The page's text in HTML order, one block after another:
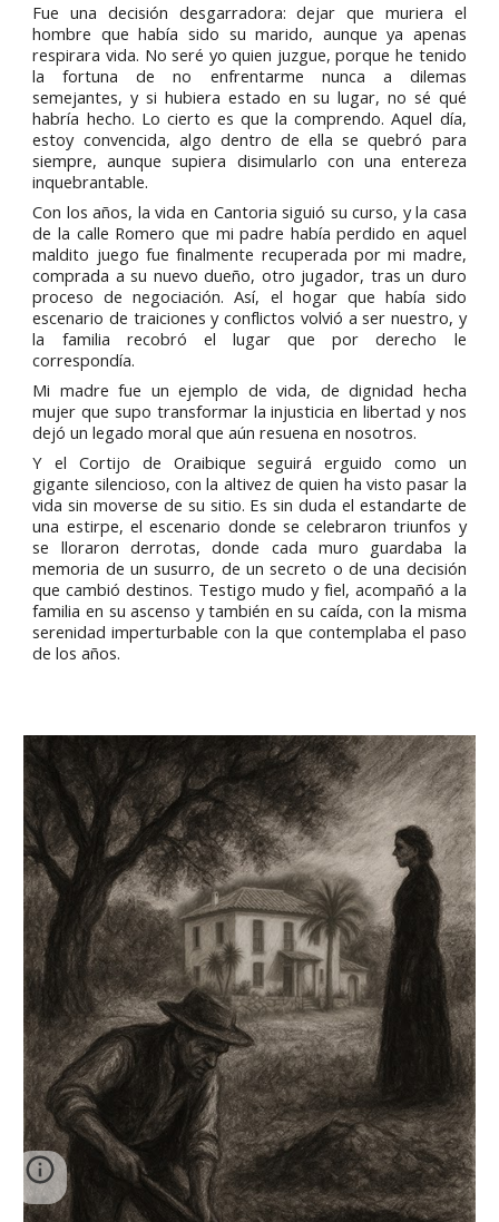
Fue una decisión desgarradora: dejar que muriera el
hombre que había sido su marido, aunque ya apenas
respirara vida. No seré yo quien juzgue, porque he tenido
la fortuna de no enfrentarme nunca a dilemas
semejantes, y si hubiera estado en su lugar, no sé qué
habría hecho. Lo cierto es que la comprendo. Aquel día,
estoy convencida, algo dentro de ella se quebró para
siempre, aunque supiera disimularlo con una entereza
inquebrantable.
Con los años, la vida en Cantoria siguió su curso, y la casa
de la calle Romero que mi padre había perdido en aquel
maldito juego fue finalmente recuperada por mi madre,
comprada a su nuevo dueño, otro jugador, tras un duro
proceso de negociación. Así, el hogar que había sido
escenario de traiciones y conflictos volvió a ser nuestro, y
la familia recobró el lugar que por derecho le
correspondía.
Mi madre fue un ejemplo de vida, de dignidad hecha
mujer que supo transformar la injusticia en libertad y nos
dejó un legado moral que aún resuena en nosotros.
Y el Cortijo de Oraibique seguirá erguido como un
gigante silencioso, con la altivez de quien ha visto pasar la
vida sin moverse de su sitio. Es sin duda el estandarte de
una estirpe, el escenario donde se celebraron triunfos y
se lloraron derrotas, donde cada muro guardaba la
memoria de un susurro, de un secreto o de una decisión
que cambió destinos. Testigo mudo y fiel, acompañó a la
familia en su ascenso y también en su caída, con la misma
serenidad imperturbable con la que contemplaba el paso
de los años.